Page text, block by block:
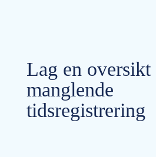
Lag en oversikt
manglende
tidsregistrering